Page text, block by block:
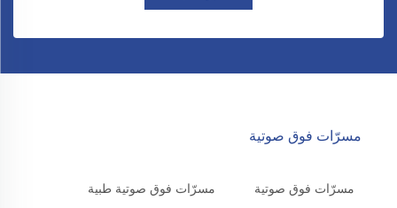
مسرّات فوق صوتية
مسرّات فوق صوتية مسرّات فوق صوتية طبية